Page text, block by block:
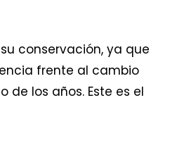
conservación, ya que
frente al cambio
los años. Este es el